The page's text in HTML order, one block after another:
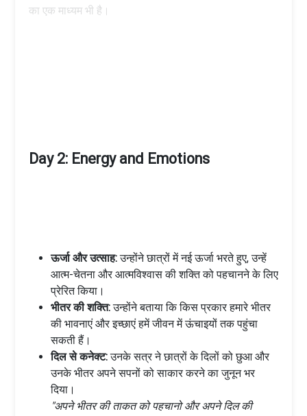
Day 2: Energy and Emotions
ऊर्जा और उत्साह:उन्होंने छात्रों में नई ऊर्जा भरते हुए, उन्हें
आत्म-चेतना और आत्मविश्वास की शक्ति को पहचानने के लिए
प्रेरित किया।
भीतर की शक्ति:उन्होंने बताया कि किस प्रकार हमारे भीतर
की भावनाएं और इच्छाएं हमें जीवन में ऊंचाइयों तक पहुंचा
सकती हैं।
दिल से कनेक्ट:उनके सत्र ने छात्रों के दिलों को छुआ और
उनके भीतर अपने सपनों को साकार करने का जुनून भर
दिया।
"अपने भीतर की ताकत को पहचानो और अपने दिल की